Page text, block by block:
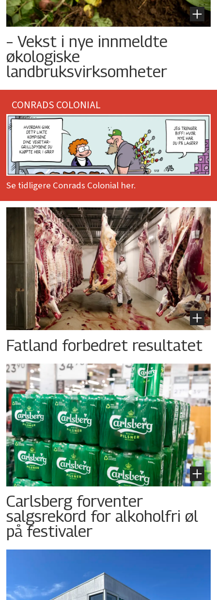
– Vekst i nye innmeldte
økologiske
landbruksvirksomheter
CONRADS COLONIAL
Se tidligere Conrads Colonial her.
Fatland forbedret resultatet
Carlsberg forventer
salgsrekord for alkoholfri øl
på festivaler